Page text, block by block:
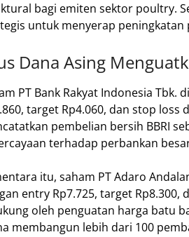
bagi emiten sektor poultry.
untuk menyerap
Dana Asing
PT Bank Rakyat Indonesia
target Rp4.060, dan stop
pembelian bersih BBRI
terhadap perbankan
itu, saham PT Adaro
entry Rp7.725, target Rp8.300,
oleh penguatan harga batu
membangun lebih dari 100